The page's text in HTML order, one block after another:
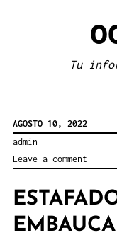
Tu
AGOSTO 10, 2022
admin
Leave a comment